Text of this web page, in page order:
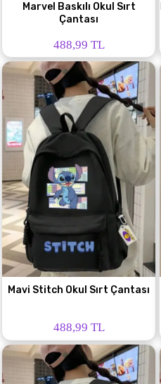
Marvel Baskılı Okul Sırt
Çantası
488,99 TL
Mavi Stitch Okul Sırt Çantası
488,99 TL